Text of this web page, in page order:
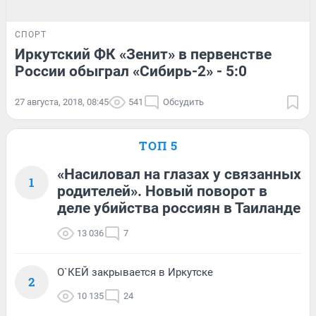
СПОРТ
Иркутский ФК «Зенит» в первенстве
России обыграл «Сибирь-2» - 5:0
27 августа, 2018, 08:45 541 Обсудить
ТОП 5
1
«Насиловал на глазах у связанных
родителей». Новый поворот в
деле убийства россиян в Таиланде
13 036 7
2
О`КЕЙ закрывается в Иркутске
10 135 24